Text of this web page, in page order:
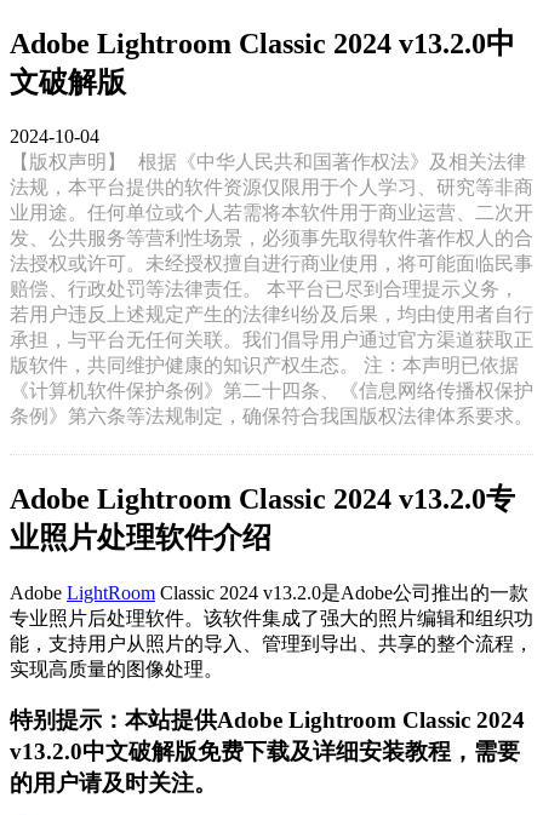
Adobe Lightroom Classic 2024 v13.2.0中
文破解版
2024-10-04
【版权声明】
根据《中华人民共和国著作权法》及相关法律
法规，本平台提供的软件资源仅限用于个人学习、研究等非商
业用途。任何单位或个人若需将本软件用于商业运营、二次开
发、公共服务等营利性场景，必须事先取得软件著作权人的合
法授权或许可。未经授权擅自进行商业使用，将可能面临民事
赔偿、行政处罚等法律责任。 本平台已尽到合理提示义务，
若用户违反上述规定产生的法律纠纷及后果，均由使用者自行
承担，与平台无任何关联。我们倡导用户通过官方渠道获取正
版软件，共同维护健康的知识产权生态。 注：本声明已依据
《计算机软件保护条例》第二十四条、《信息网络传播权保护
条例》第六条等法规制定，确保符合我国版权法律体系要求。
Adobe Lightroom Classic 2024 v13.2.0专
业照片处理软件介绍
Adobe LightRoom Classic 2024 v13.2.0是Adobe公司推出的一款
专业照片后处理软件。该软件集成了强大的照片编辑和组织功
能，支持用户从照片的导入、管理到导出、共享的整个流程，
实现高质量的图像处理。
特别提示：本站提供Adobe Lightroom Classic 2024
v13.2.0中文破解版免费下载及详细安装教程，需要
的用户请及时关注。